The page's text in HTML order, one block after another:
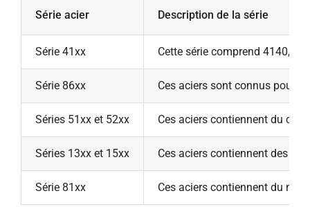
Série acier Description de la série
Série 41xx Cette série comprend 4140,
Série 86xx Ces aciers sont connus pour
Séries 51xx et 52xx Ces aciers contiennent du
Séries 13xx et 15xx Ces aciers contiennent des
Série 81xx Ces aciers contiennent du